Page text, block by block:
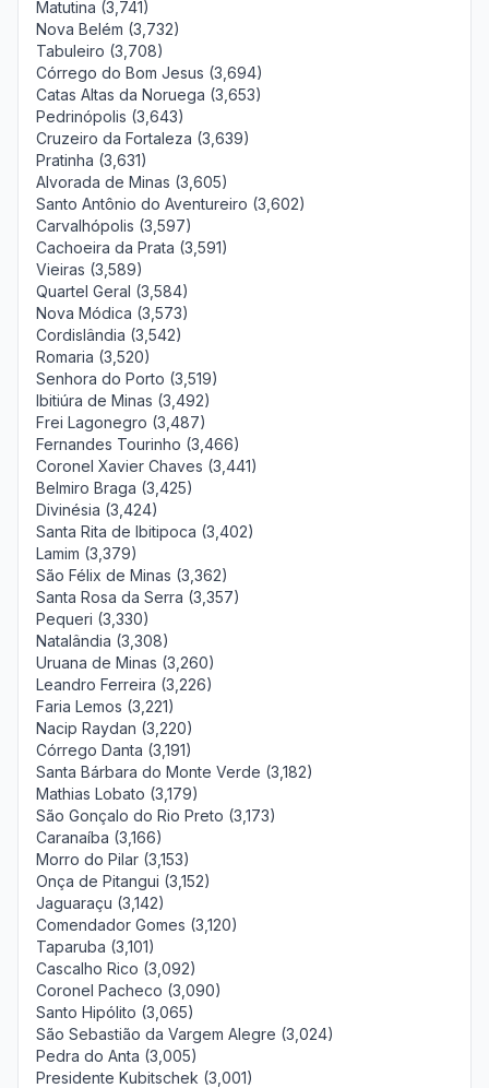
Matutina (3,741)
Nova Belém (3,732)
Tabuleiro (3,708)
Córrego do Bom Jesus (3,694)
Catas Altas da Noruega (3,653)
Pedrinópolis (3,643)
Cruzeiro da Fortaleza (3,639)
Pratinha (3,631)
Alvorada de Minas (3,605)
Santo Antônio do Aventureiro (3,602)
Carvalhópolis (3,597)
Cachoeira da Prata (3,591)
Vieiras (3,589)
Quartel Geral (3,584)
Nova Módica (3,573)
Cordislândia (3,542)
Romaria (3,520)
Senhora do Porto (3,519)
Ibitiúra de Minas (3,492)
Frei Lagonegro (3,487)
Fernandes Tourinho (3,466)
Coronel Xavier Chaves (3,441)
Belmiro Braga (3,425)
Divinésia (3,424)
Santa Rita de Ibitipoca (3,402)
Lamim (3,379)
São Félix de Minas (3,362)
Santa Rosa da Serra (3,357)
Pequeri (3,330)
Natalândia (3,308)
Uruana de Minas (3,260)
Leandro Ferreira (3,226)
Faria Lemos (3,221)
Nacip Raydan (3,220)
Córrego Danta (3,191)
Santa Bárbara do Monte Verde (3,182)
Mathias Lobato (3,179)
São Gonçalo do Rio Preto (3,173)
Caranaíba (3,166)
Morro do Pilar (3,153)
Onça de Pitangui (3,152)
Jaguaraçu (3,142)
Comendador Gomes (3,120)
Taparuba (3,101)
Cascalho Rico (3,092)
Coronel Pacheco (3,090)
Santo Hipólito (3,065)
São Sebastião da Vargem Alegre (3,024)
Pedra do Anta (3,005)
Presidente Kubitschek (3,001)